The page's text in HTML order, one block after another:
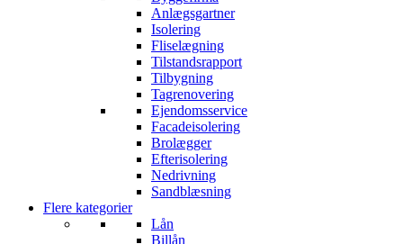
Anlægsgartner
Isolering
Fliselægning
Tilstandsrapport
Tilbygning
Tagrenovering
Ejendomsservice
Facadeisolering
Brolægger
Efterisolering
Nedrivning
Sandblæsning
Flere kategorier
Lån
Billån